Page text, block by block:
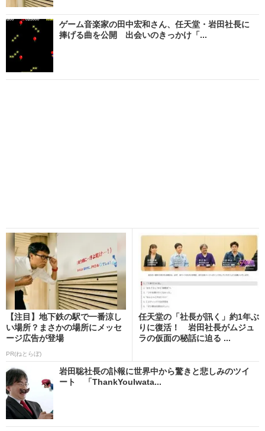
ゲーム音楽家の田中宏和さん、任天堂・岩田社長に
捧げる曲を公開 出会いのきっかけ「...
【注目】地下鉄の駅で一番涼し
い場所？まさかの場所にメッセ
ージ広告が登場
PR(ねとらぼ)
任天堂の「社長が訊く」約1年ぶ
りに復活！ 岩田社長がムジュ
ラの仮面の秘話に迫る ...
岩田聡社長の訃報に世界中から驚きと悲しみのツイ
ート 「ThankYouIwata...